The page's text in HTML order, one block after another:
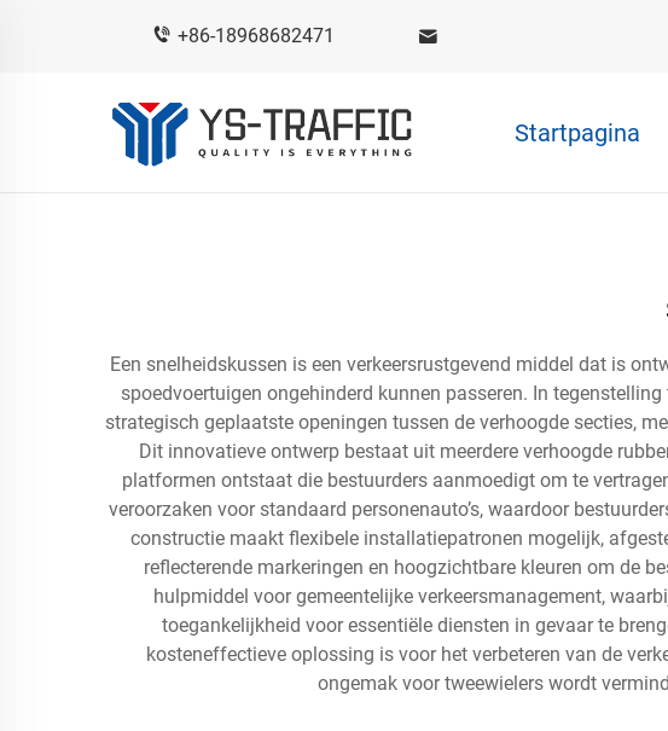
+86-18968682471
Startpagina
Een snelheidskussen is een verkeersrustgevend middel dat is
spoedvoertuigen ongehinderd kunnen passeren. In
strategisch geplaatste openingen tussen de verhoogde secties,
Dit innovatieve ontwerp bestaat uit meerdere verhoogde
platformen ontstaat die bestuurders aanmoedigt om te
veroorzaken voor standaard personenauto’s, waardoor
constructie maakt flexibele installatiepatronen mogelijk,
reflecterende markeringen en hoogzichtbare kleuren om de
hulpmiddel voor gemeentelijke verkeersmanagement,
toegankelijkheid voor essentiële diensten in gevaar te
kosteneffectieve oplossing is voor het verbeteren van de
ongemak voor tweewielers wordt